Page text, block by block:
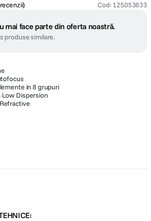
) Cod: 125053633
mai face parte din oferta noastră.
produse similare.
in 8 grupuri
Low Dispersion